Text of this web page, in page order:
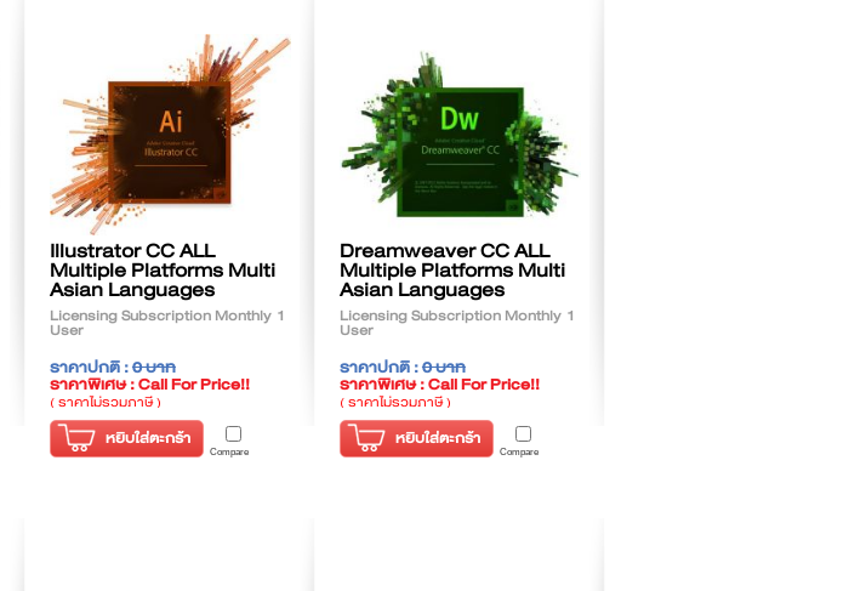
Illustrator CC ALL
Multiple Platforms Multi
Asian Languages
Licensing Subscription Monthly 1
User
ราคาปกติ :0 บาท
ราคาพิเศษ : Call For Price!!
( ราคาไม่รวมภาษี )
หยิบใส่ตะกร้า
Compare
Dreamweaver CC ALL
Multiple Platforms Multi
Asian Languages
Licensing Subscription Monthly 1
User
ราคาปกติ :0 บาท
ราคาพิเศษ : Call For Price!!
( ราคาไม่รวมภาษี )
หยิบใส่ตะกร้า
Compare